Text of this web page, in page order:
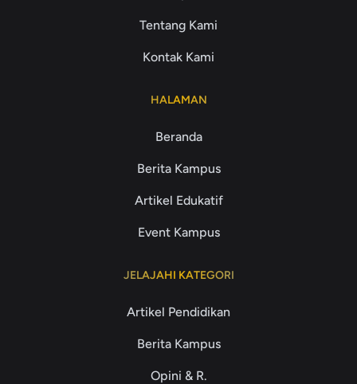
Tentang Kami
Kontak Kami
HALAMAN
Beranda
Berita Kampus
Artikel Edukatif
Event Kampus
JELAJAHI KATEGORI
Artikel Pendidikan
Berita Kampus
Opini & R.